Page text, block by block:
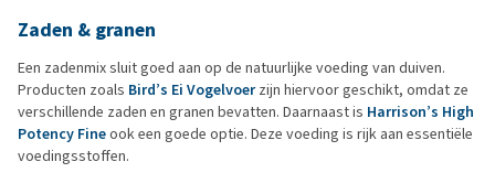
Zaden & granen
Een zadenmix sluit goed aan op de natuurlijke voeding van duiven.
Producten zoals Bird’s Ei Vogelvoerzijn hiervoor geschikt, omdat ze
verschillende zaden en granen bevatten. Daarnaast is Harrison’s High
Potency Fineook een goede optie. Deze voeding is rijk aan essentiële
voedingsstoffen.